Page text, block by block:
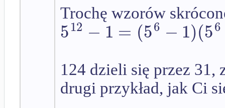
Trochę wzorów
512 −1 = (56 − 1)(56
124 dzieli się przez 31,
drugi przykład, jak Ci